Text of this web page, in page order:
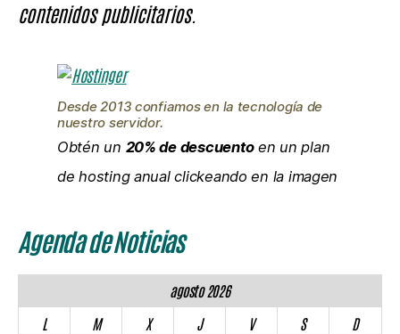
contenidos publicitarios.
Desde 2013 confiamos en la tecnología de
nuestro servidor.
Obtén un 20% de descuentoen un plan
de hosting anual clickeando en la imagen
Agenda de Noticias
agosto 2026
L
M X J V S
D